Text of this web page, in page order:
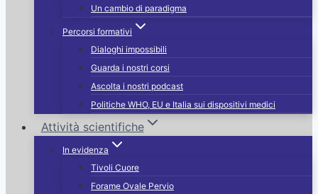
Un cambio di paradigma
Percorsi formativi
Dialoghi impossibili
Guarda i nostri corsi
Ascolta i nostri podcast
Politiche WHO, EU e Italia sui dispositivi medici
Attività scientifiche
In evidenza
Tivoli Cuore
Forame Ovale Pervio